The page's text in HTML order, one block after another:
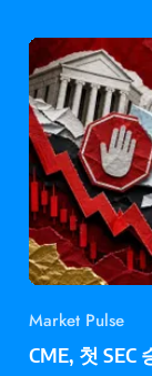
Market Pulse
CME, 첫 SEC